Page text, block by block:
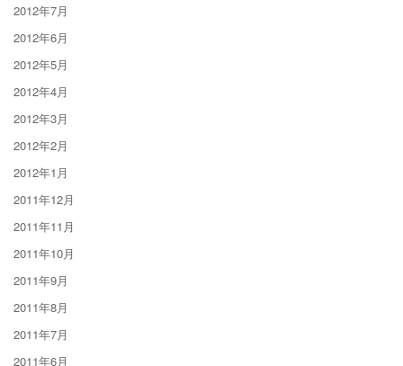
2012年7月
2012年6月
2012年5月
2012年4月
2012年3月
2012年2月
2012年1月
2011年12月
2011年11月
2011年10月
2011年9月
2011年8月
2011年7月
2011年6月